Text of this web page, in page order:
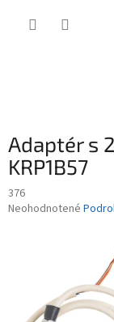
Adaptér s
KRP1B57
376
Priemerné
hviezdičiek.
Neohodnotené